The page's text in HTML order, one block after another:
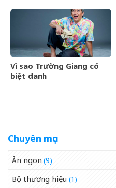
TPHCM
Vì sao Trường Giang có
biệt danh
Chuyên mục
Ăn ngon (9)
Bộ thương hiệu (1)